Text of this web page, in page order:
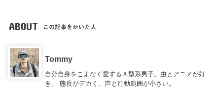
ABOUT この記事をかいた人
Tommy
自分自身をこよなく愛するＡ型系男子。虫とアニメが好
き。 態度がデカく、声と行動範囲が小さい。